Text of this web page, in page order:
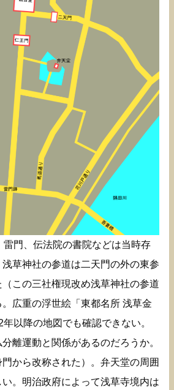
雷門、伝法院の書院などは当時存
草神社の参道は二天門の外の東参
この三社権現改め浅草神社の参道
広重の浮世絵「東都名所 浅草金
以降の地図でも確認できない。
離運動と関係があるのだろうか。
から改称された）。弁天堂の周囲
。明治政府によって浅草寺境内は